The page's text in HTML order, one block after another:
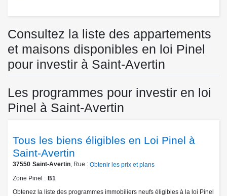
Consultez la liste des appartements
et maisons disponibles en loi Pinel
pour investir à Saint-Avertin
Les programmes pour investir en loi
Pinel à Saint-Avertin
Tous les biens éligibles en Loi Pinel à
Saint-Avertin
37550 Saint-Avertin , Rue : Obtenir les prix et plans
Zone Pinel
B1
Obtenez la liste des programmes immobiliers neufs éligibles à la loi Pinel